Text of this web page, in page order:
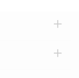
+
+